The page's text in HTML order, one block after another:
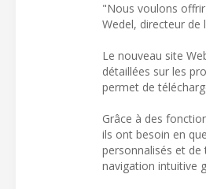
"Nous voulons
Wedel, directeur de
Le nouveau site
détaillées sur les
permet de
Grâce à des
ils ont besoin en
personnalisés et
navigation intuitive